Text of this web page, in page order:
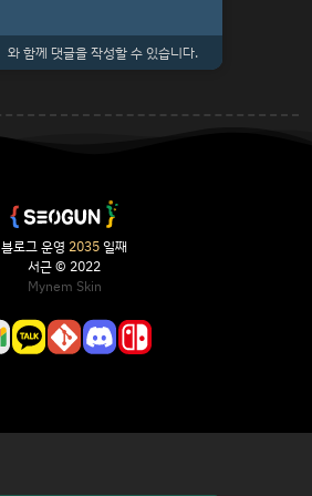
와 함께 댓글을 작성할 수 있습니다.
블로그 운영 2035일째
서근 © 2022
Mynem Skin